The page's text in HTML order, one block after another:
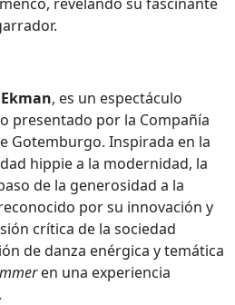
, es un espectáculo
presentado por la Compañía
Gotemburgo. Inspirada en la
hippie a la modernidad, la
de la generosidad a la
por su innovación y
crítica de la sociedad
de danza enérgica y temática
en una experiencia